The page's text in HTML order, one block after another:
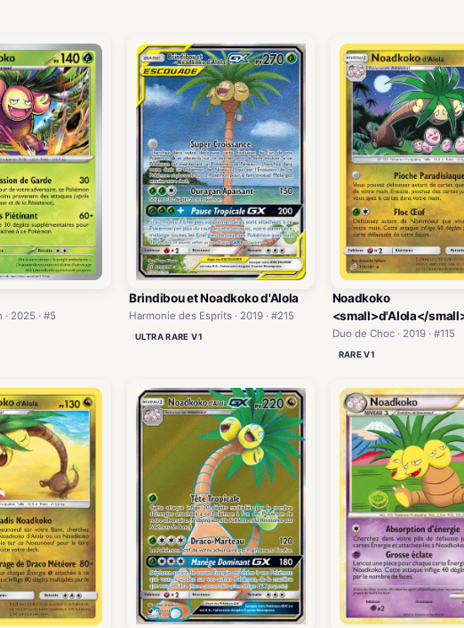
2025 · #5
Brindibou et Noadkoko d'Alola
Harmonie des Esprits · 2019 · #215
ULTRA RARE V1
Noadkoko
<small>d'Alola</
Duo de Choc · 2019 · #115
RARE V1